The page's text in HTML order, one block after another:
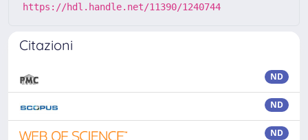
https://hdl.handle.net/11390/1240744
Citazioni
ND
ND
ND